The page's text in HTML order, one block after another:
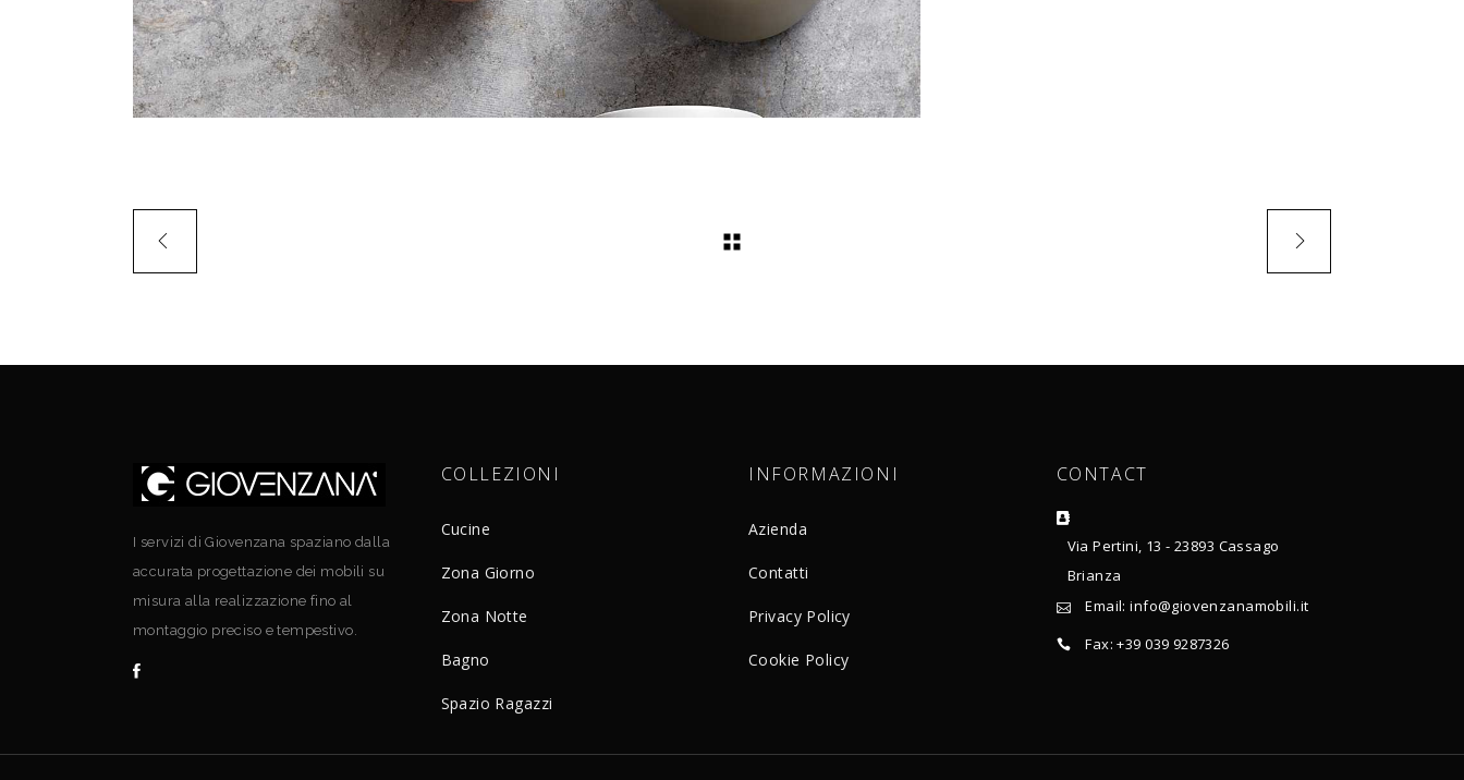
I servizi di Giovenzana spaziano dalla
accurata progettazione dei mobili su
misura alla realizzazione fino al
montaggio preciso e tempestivo.
COLLEZIONI
Cucine
Zona Giorno
Zona Notte
Bagno
Spazio Ragazzi
INFORMAZIONI
Azienda
Contatti
Privacy Policy
Cookie Policy
CONTACT
Via Pertini, 13 - 23893 Cassago
Brianza
Email: info@giovenzanamobili.it
Fax: +39 039 9287326